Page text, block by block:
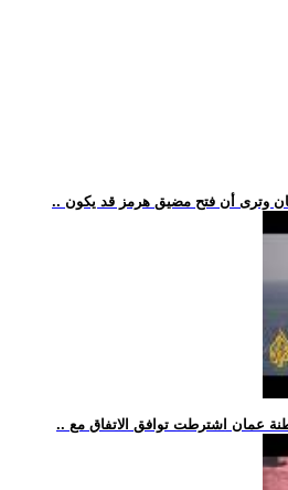
وترى أن فتح مضيق هرمز قد يكون
عمان اشترطت توافق الاتفاق مع